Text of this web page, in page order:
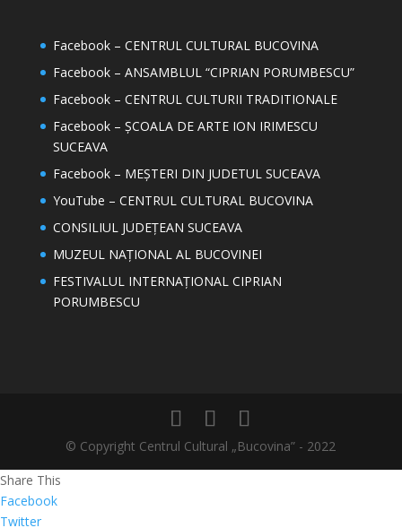
Facebook – CENTRUL CULTURAL BUCOVINA
Facebook – ANSAMBLUL “CIPRIAN PORUMBESCU”
Facebook – CENTRUL CULTURII TRADITIONALE
Facebook – ȘCOALA DE ARTE ION IRIMESCU
SUCEAVA
Facebook – MEȘTERI DIN JUDETUL SUCEAVA
YouTube – CENTRUL CULTURAL BUCOVINA
CONSILIUL JUDEȚEAN SUCEAVA
MUZEUL NAȚIONAL AL BUCOVINEI
FESTIVALUL INTERNAȚIONAL CIPRIAN
PORUMBESCU
© Copyright Centrul Cultural „Bucovina” - 2022
Share This
Facebook
Twitter